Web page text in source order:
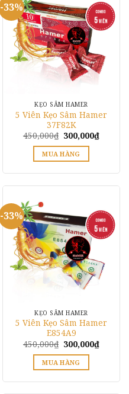
-33%
KẸO SÂM HAMER
5 Viên Kẹo Sâm Hamer
37F82K
450,000₫ Giá
gốc
là:
450,000₫.
300,000₫Giá
hiện
MUA HÀNG
-33%
KẸO SÂM HAMER
5 Viên Kẹo Sâm Hamer
E854A9
450,000₫ Giá
gốc
là:
450,000₫.
300,000₫Giá
hiện
MUA HÀNG